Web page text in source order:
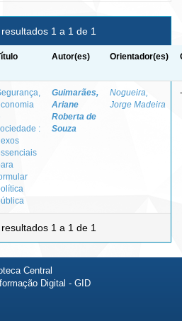
1 a 1 de 1
Autor(es) Orientador(es)
:
Guimarães,
Ariane
Roberta de
Souza
Nogueira,
Jorge Madeira
-
1 a 1 de 1
Central
Digital - GID